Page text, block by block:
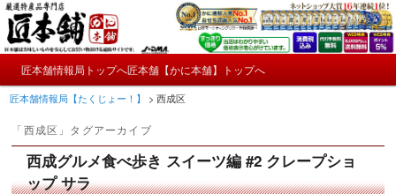
メ
イ
ン
ン
テ
サ
ブ
コ
テ
ン
匠本舗情報局【たくじょー！】
かにやおせちについてのおもしろ情報や興味深い記事をお届けします。
ン
メ
イ
ン
コ
サ
ブ
コ
ン
匠本舗情報局トップへ匠本舗【かに本舗】トップへ
匠本舗情報局【たくじょー！】 >西成区
「西成区 」タグアーカイブ
西成グルメ食べ歩き スイーツ編 #2 クレープショ
ップ サラ